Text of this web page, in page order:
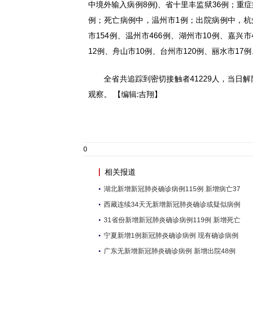
中境外输入病例8例)、省十里丰监狱36例；重
例；死亡病例中，温州市1例；出院病例中，
市154例、温州市466例、湖州市10例、嘉兴
12例、舟山市10例、台州市120例、丽水市17例
全省共追踪到密切接触者41229人，当日解
观察。
【编辑:吉翔】
0
相关报道
湖北新增新冠肺炎确诊病例115例 新增病亡37
西藏连续34天无新增新冠肺炎确诊或疑似病例
31省份新增新冠肺炎确诊病例119例 新增死亡
宁夏新增1例新冠肺炎确诊病例 现有确诊病例
广东无新增新冠肺炎确诊病例 新增出院48例